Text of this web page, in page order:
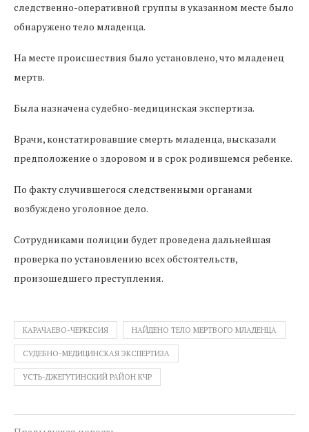
следственно-оперативной группы в указанном месте было
обнаружено тело младенца.
На месте происшествия было установлено, что младенец
мертв.
Была назначена судебно-медицинская экспертиза.
Врачи, констатировавшие смерть младенца, высказали
предположение о здоровом и в срок родившемся ребенке.
По факту случившегося следственными органами
возбуждено уголовное дело.
Сотрудниками полиции будет проведена дальнейшая
проверка по установлению всех обстоятельств,
произошедшего преступления.
КАРАЧАЕВО-ЧЕРКЕСИЯ НАЙДЕНО ТЕЛО МЕРТВОГО МЛАДЕНЦА
СУДЕБНО-МЕДИЦИНСКАЯ ЭКСПЕРТИЗА
УСТЬ-ДЖЕГУТИНСКИЙ РАЙОН КЧР